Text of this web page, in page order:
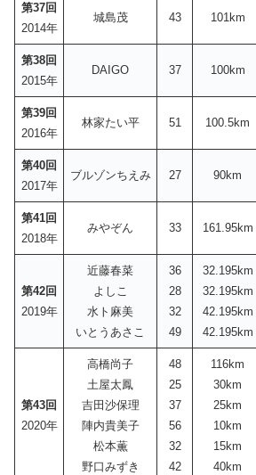
第37回
2014年
城島茂 43 101km
第38回
2015年
DAIGO 37 100km
第39回
2016年
林家たい平 51 100.5km
第40回
2017年
ブルゾンちえみ 27 90km
第41回
2018年
みやぞん 33 161.95km
第42回
2019年
近藤春菜
よしこ
水ト麻美
いとうあさこ
36
28
32
49
32.195km
32.195km
42.195km
42.195km
第43回
2020年
高橋尚子
土屋太鳳
吉田沙保理
陣内貴美子
松本薫
野口みずき
48
25
37
56
32
42
116km
30km
25km
10km
15km
40km